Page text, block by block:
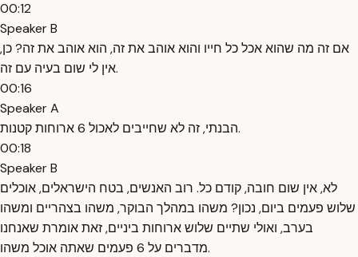
00:12
Speaker B
אם זה מה שהוא אכל כל חייו והוא אוהב את זה, הוא אוהב את זה? כן,
אין לי שום בעיה עם זה.
00:16
Speaker A
הבנתי, זה לא שחייבים לאכול 6 ארוחות קטנות.
00:18
Speaker B
לא, אין שום חובה, קודם כל. רוב האנשים, בטח הישראלים, אוכלים
שלוש פעמים ביום, נכון? משהו במהלך הבוקר, משהו בצהריים ומשהו
בערב, ואולי שתיים שלוש ארוחות ביניים, זאת אומרת שאנחנו
מדברים על 6 פעמים שאתה אוכל משהו.